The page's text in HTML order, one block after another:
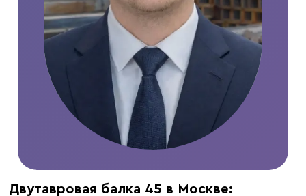
Двутавровая балка 45 в Москве: